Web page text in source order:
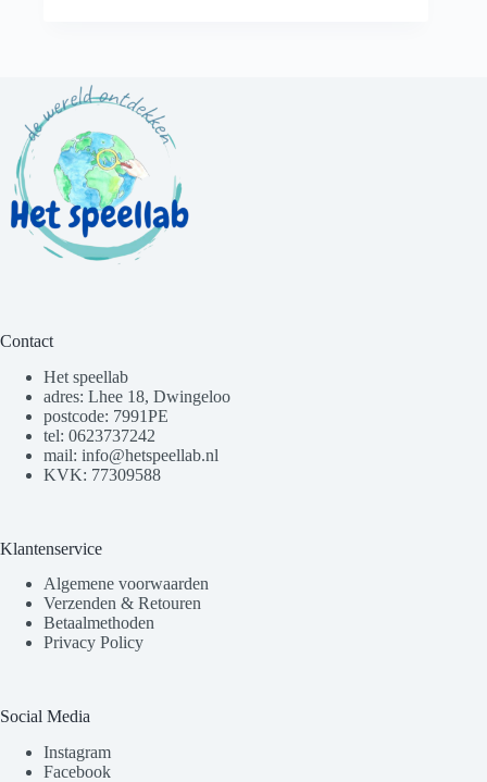
Contact
Het speellab
adres: Lhee 18, Dwingeloo
postcode: 7991PE
tel: 0623737242
mail: info@hetspeellab.nl
KVK: 77309588
Klantenservice
Algemene voorwaarden
Verzenden & Retouren
Betaalmethoden
Privacy Policy
Social Media
Instagram
Facebook